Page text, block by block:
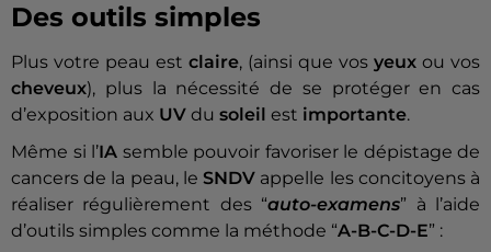
Des outils simples
Plus votre peau est claire, (ainsi que vos yeux ou vos
cheveux), plus la nécessité de se protéger en cas
d’exposition aux UV du soleil est importante.
Même si l’IA semble pouvoir favoriser le dépistage de
cancers de la peau, leSNDV appelle les concitoyens à
réaliser régulièrement des “auto-examens” à l’aide
d’outils simples comme la méthode “A-B-C-D-E” :